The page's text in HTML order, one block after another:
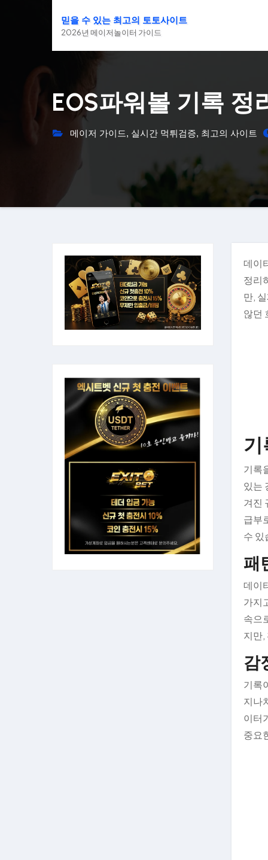
믿을 수 있는 최고의 토토사이트
2026년 메이저놀이터 가이드
EOS파워볼 기록 정
메이저 가이드, 실시간 먹튀검증, 최고의 사이트
데이
정리
만,
않던
기
기록
있는
겨진
급부
수 있
패
데이
가지
속으
지만,
감
기록
지나
이터
중요